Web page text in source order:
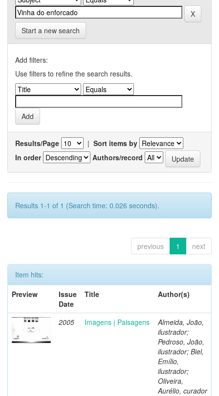
Start a new search
Add filters:
Use filters to refine the search results.
Results/Page | Sort items by
In order
Authors/record
Results 1-1 of 1 (Search time: 0.026 seconds).
previous 1 next
Item hits:
Preview
Issue
Date
Title Author(s)
2005 Imagens | Paisagens
Almeida, João,
ilustrador;
Pedroso, João,
ilustrador; Biel,
Emílio,
ilustrador;
Oliveira,
Aurélio, curador